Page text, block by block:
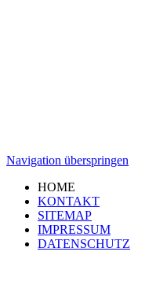
Navigation überspringen
HOME
KONTAKT
SITEMAP
IMPRESSUM
DATENSCHUTZ